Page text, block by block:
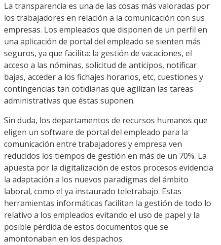
La transparencia es una de las cosas más valoradas por
los trabajadores en relación a la comunicación con sus
empresas. Los empleados que disponen de un perfil en
una aplicación de portal del empleado se sienten más
seguros, ya que facilita: la gestión de vacaciones, el
acceso a las nóminas, solicitud de anticipos, notificar
bajas, acceder a los fichajes horarios, etc, cuestiones y
contingencias tan cotidianas que agilizan las tareas
administrativas que éstas suponen.
Sin duda, los departamentos de recursos humanos que
eligen un software de portal del empleado para la
comunicación entre trabajadores y empresa ven
reducidos los tiempos de gestión en más de un 70%. La
apuesta por la digitalización de estos procesos evidencia
la adaptación a los nuevos paradigmas del ámbito
laboral, como el ya instaurado teletrabajo. Estas
herramientas informáticas facilitan la gestión de todo lo
relativo a los empleados evitando el uso de papel y la
posible pérdida de estos documentos que se
amontonaban en los despachos.